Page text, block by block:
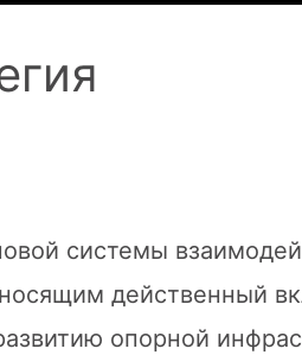
системы
действенный
опорной